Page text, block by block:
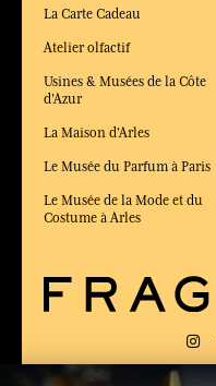
La Carte Cadeau
Atelier olfactif
Usines & Musées de la Côte
d'Azur
La Maison d'Arles
Le Musée du Parfum à Paris
Le Musée de la Mode et du
Costume à Arles